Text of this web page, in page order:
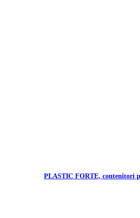
PLASTIC FORTE, contenitori